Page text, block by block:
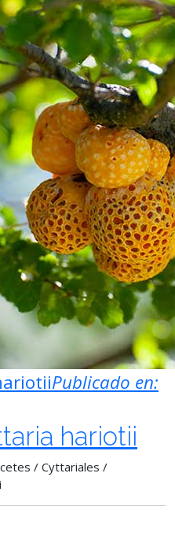
Publicado en:
hariotii
/ Cyttariales /